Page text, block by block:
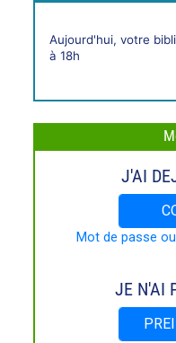
liveAujourd'hui, votre
à 18h
J'AI
Mot de passe
JE N'AI